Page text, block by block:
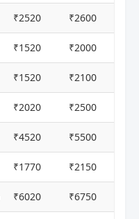
₹2520 ₹2600
₹1520 ₹2000
₹1520 ₹2100
₹2020 ₹2500
₹4520 ₹5500
₹1770 ₹2150
₹6020 ₹6750